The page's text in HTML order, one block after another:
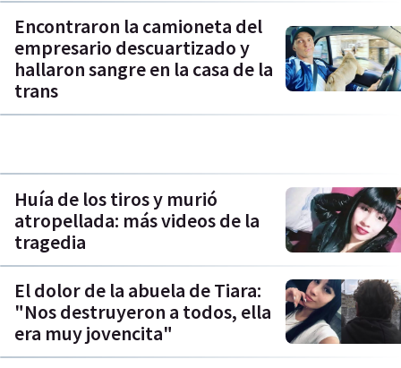
Encontraron la camioneta del
empresario descuartizado y
hallaron sangre en la casa de la
trans
Huía de los tiros y murió
atropellada: más videos de la
tragedia
El dolor de la abuela de Tiara:
"Nos destruyeron a todos, ella
era muy jovencita"